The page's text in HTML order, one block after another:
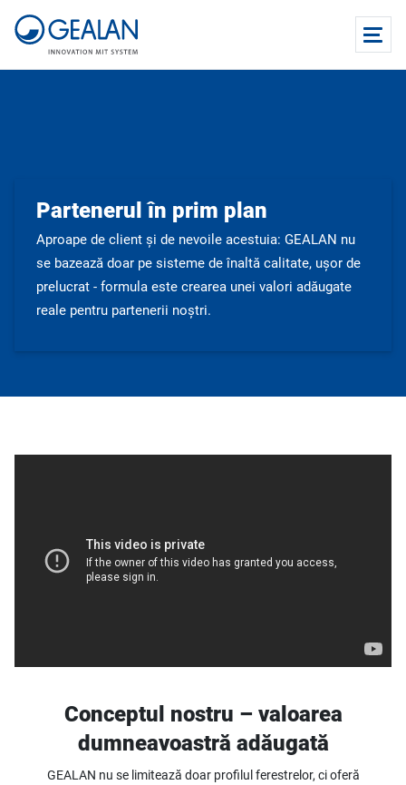
Partenerul în prim plan
Aproape de client și de nevoile acestuia: GEALAN nu
se bazează doar pe sisteme de înaltă calitate, ușor de
prelucrat - formula este crearea unei valori adăugate
reale pentru partenerii noștri.
Conceptul nostru – valoarea
dumneavoastră adăugată
GEALAN nu se limitează doar profilul ferestrelor, ci oferă